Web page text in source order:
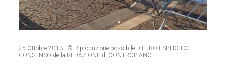
25 Ottobre 2013 - © Riproduzione possibile DIETRO ESPLICITO
CONSENSO della REDAZIONE di CONTROPIANO